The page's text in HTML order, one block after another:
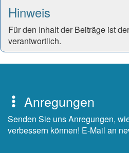
Hinweis
Für den Inhalt der Beiträge ist
verantwortlich.
Anregungen
Senden Sie uns Anregungen,
verbessern können! E-Mail an